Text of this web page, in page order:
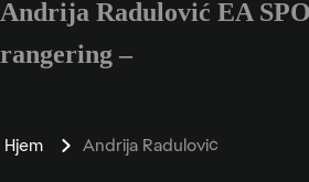
Enter a minimum of 3
Andrija Radulović EA
rangering –
Hjem Andrija Radulović